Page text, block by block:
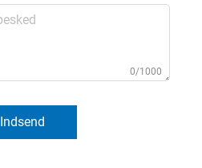
0/1000
Indsend